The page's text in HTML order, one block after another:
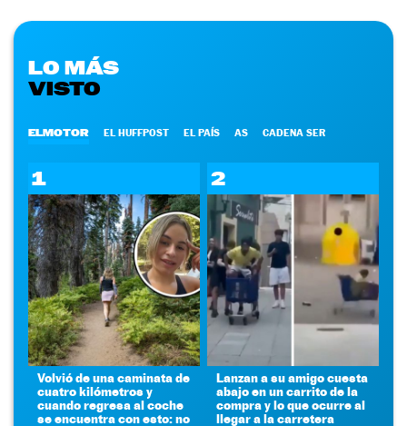
LO MÁS
VISTO
ELMOTOR EL HUFFPOST EL PAÍS AS CADENA SER
1
Volvió de una caminata de
cuatro kilómetros y
cuando regresa al coche
se encuentra con esto: no
2
Lanzan a su amigo cuesta
abajo en un carrito de la
compra y lo que ocurre al
llegar a la carretera